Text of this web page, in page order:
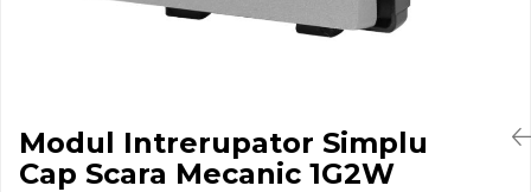
Modul Intrerupator Simplu
Cap Scara Mecanic 1G2W